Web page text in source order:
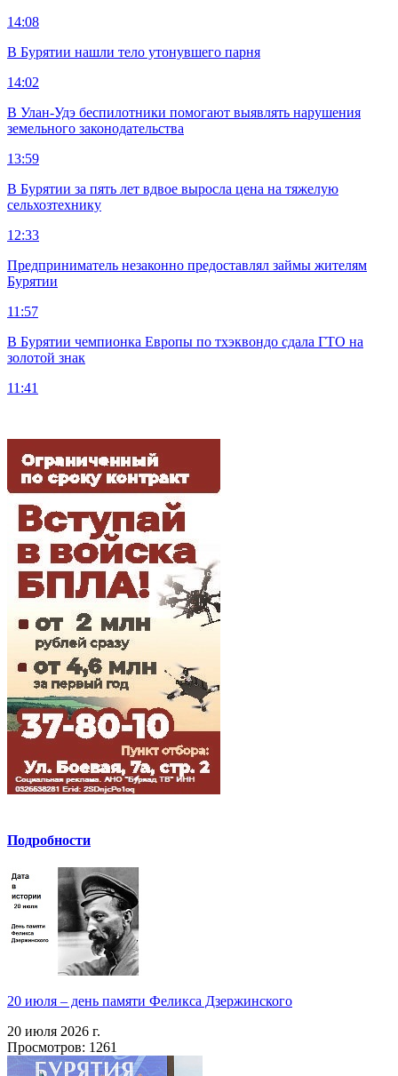
14:08
В Бурятии нашли тело утонувшего парня
14:02
В Улан-Удэ беспилотники помогают выявлять нарушения
земельного законодательства
13:59
В Бурятии за пять лет вдвое выросла цена на тяжелую
сельхозтехнику
12:33
Предприниматель незаконно предоставлял займы жителям
Бурятии
11:57
В Бурятии чемпионка Европы по тхэквондо сдала ГТО на
золотой знак
11:41
Подробности
20 июля – день памяти Феликса Дзержинского
20 июля 2026 г.
Просмотров: 1261